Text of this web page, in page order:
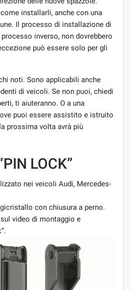
installarli, anche con una
Il processo di installazione di
inverso, non dovrebbero
può essere solo per gli
noti. Sono applicabili anche
di veicoli. Se non puoi, chiedi
ti aiuteranno. O a una
puoi essere assistito e istruito
prossima volta avrà più
LOCK”
nei veicoli Audi, Mercedes-
con chiusura a perno.
video di montaggio e